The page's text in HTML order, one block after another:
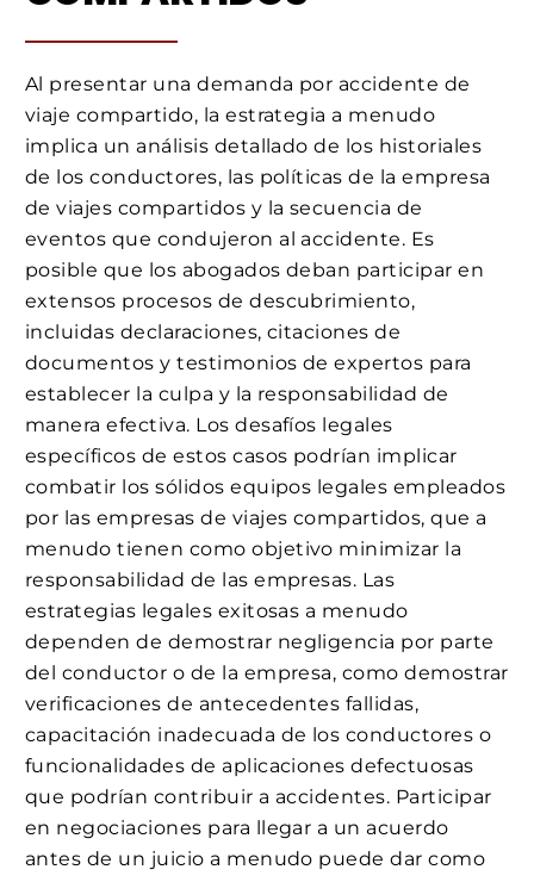
Al presentar una demanda por accidente de
viaje compartido, la estrategia a menudo
implica un análisis detallado de los historiales
de los conductores, las políticas de la empresa
de viajes compartidos y la secuencia de
eventos que condujeron al accidente. Es
posible que los abogados deban participar en
extensos procesos de descubrimiento,
incluidas declaraciones, citaciones de
documentos y testimonios de expertos para
establecer la culpa y la responsabilidad de
manera efectiva. Los desafíos legales
específicos de estos casos podrían implicar
combatir los sólidos equipos legales empleados
por las empresas de viajes compartidos, que a
menudo tienen como objetivo minimizar la
responsabilidad de las empresas. Las
estrategias legales exitosas a menudo
dependen de demostrar negligencia por parte
del conductor o de la empresa, como demostrar
verificaciones de antecedentes fallidas,
capacitación inadecuada de los conductores o
funcionalidades de aplicaciones defectuosas
que podrían contribuir a accidentes. Participar
en negociaciones para llegar a un acuerdo
antes de un juicio a menudo puede dar como